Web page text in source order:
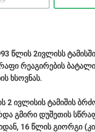
წლის 2ივლისს
რეაგირების
ხსოვნას.
2 ივლისის ტამიშის
გმირი დუშეთის
16 წლის გიორგი